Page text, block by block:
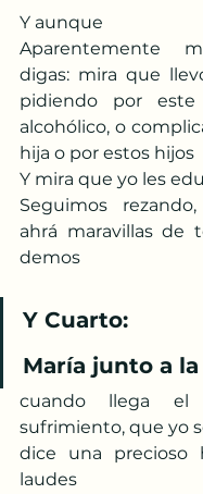
Y aunque
Aparentemente
digas: mira que
pidiendo por
alcohólico, o
hija o por estos hijos
Y mira que yo les
Seguimos
ahrá maravillas de
demos
Y Cuarto:
María junto a
cuando llega
sufrimiento, que yo
dice una precioso
laudes